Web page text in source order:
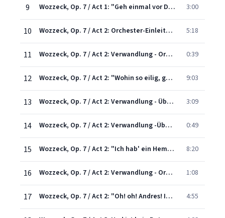
9 Wozzeck, Op. 7 / Act 1: "Geh einmal vor Dich hin..." 3:00
10 Wozzeck, Op. 7 / Act 2: Orchester-Einleitung - "Was die Steine glänzen!" 5:18
11 Wozzeck, Op. 7 / Act 2: Verwandlung - Orchester-Nachspiel 0:39
12 Wozzeck, Op. 7 / Act 2: "Wohin so eilig, geehrtester Herr Sargnagel?" 9:03
13 Wozzeck, Op. 7 / Act 2: Verwandlung - Überleitende Takte und Kammerorchester- Einleitung - "Guten Tag, Franz" / "Ich seh' nichts" 3:09
14 Wozzeck, Op. 7 / Act 2: Verwandlung -Überleitende Takte und Orchester-Vorspiel 0:49
15 Wozzeck, Op. 7 / Act 2: "Ich hab' ein Hemdlein an, das ist nicht mein..." 8:20
16 Wozzeck, Op. 7 / Act 2: Verwandlung - Orchester-Nachspiel (Walzer) 1:08
17 Wozzeck, Op. 7 / Act 2: "Oh! oh! Andres! Ich kann nicht schlafen" 4:55